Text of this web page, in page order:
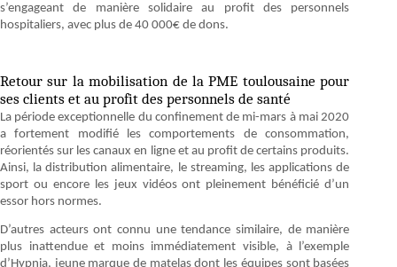
s’engageant de manière solidaire au profit des personnels
hospitaliers, avec plus de 40 000€ de dons.
Retour sur la mobilisation de la PME toulousaine pour
ses clients et au profit des personnels de santé
La période exceptionnelle du confinement de mi-mars à mai 2020
a fortement modifié les comportements de consommation,
réorientés sur les canaux en ligne et au profit de certains produits.
Ainsi, la distribution alimentaire, le streaming, les applications de
sport ou encore les jeux vidéos ont pleinement bénéficié d’un
essor hors normes.
D’autres acteurs ont connu une tendance similaire, de manière
plus inattendue et moins immédiatement visible, à l’exemple
d’Hypnia, jeune marque de matelas dont les équipes sont basées